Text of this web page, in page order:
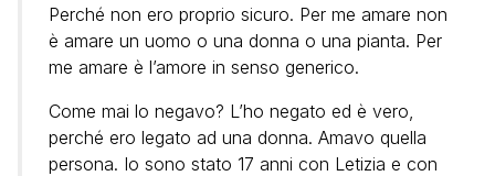
Perché non ero proprio sicuro. Per me amare non
è amare un uomo o una donna o una pianta. Per
me amare è l’amore in senso generico.
Come mai lo negavo? L’ho negato ed è vero,
perché ero legato ad una donna. Amavo quella
persona. Io sono stato 17 anni con Letizia e con